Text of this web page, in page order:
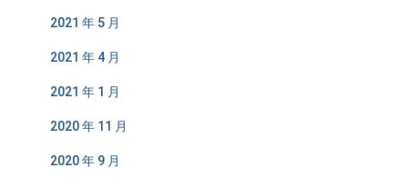
2021 年 5 月
2021 年 4 月
2021 年 1 月
2020 年 11 月
2020 年 9 月